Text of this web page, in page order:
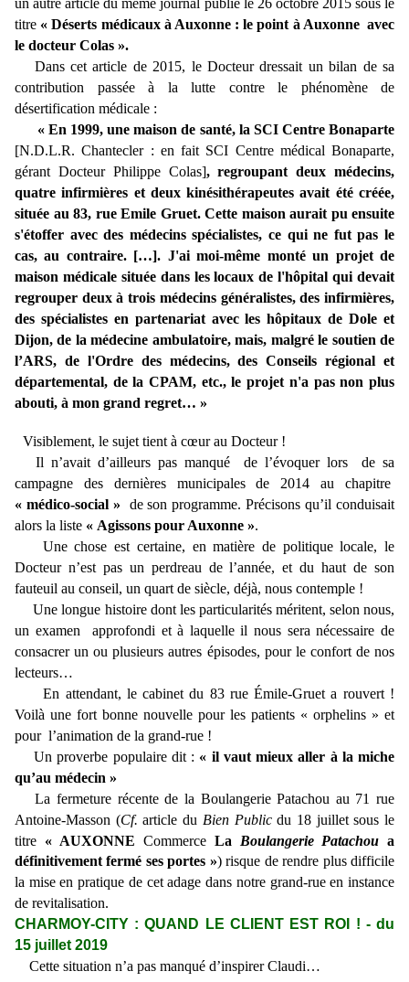
un autre article du même journal publié le 26 octobre 2015 sous le
titre « Déserts médicaux à Auxonne : le point à Auxonne avec
le docteur Colas ».
Dans cet article de 2015, le Docteur dressait un bilan de sa
contribution passée à la lutte contre le phénomène de
désertification médicale :
« En 1999, une maison de santé, la SCI Centre Bonaparte
[N.D.L.R. Chantecler : en fait SCI Centre médical Bonaparte,
gérant Docteur Philippe Colas], regroupant deux médecins,
quatre infirmières et deux kinésithérapeutes avait été créée,
située au 83, rue Emile Gruet. Cette maison aurait pu ensuite
s'étoffer avec des médecins spécialistes, ce qui ne fut pas le
cas, au contraire. […]. J'ai moi-même monté un projet de
maison médicale située dans les locaux de l'hôpital qui devait
regrouper deux à trois médecins généralistes, des infirmières,
des spécialistes en partenariat avec les hôpitaux de Dole et
Dijon, de la médecine ambulatoire, mais, malgré le soutien de
l’ARS, de l'Ordre des médecins, des Conseils régional et
départemental, de la CPAM, etc., le projet n'a pas non plus
abouti, à mon grand regret… »
Visiblement, le sujet tient à cœur au Docteur !
Il n’avait d’ailleurs pas manqué de l’évoquer lors de sa
campagne des dernières municipales de 2014 au chapitre
« médico-social » de son programme. Précisons qu’il conduisait
alors la liste « Agissons pour Auxonne ».
Une chose est certaine, en matière de politique locale, le
Docteur n’est pas un perdreau de l’année, et du haut de son
fauteuil au conseil, un quart de siècle, déjà, nous contemple !
Une longue histoire dont les particularités méritent, selon nous,
un examen approfondi et à laquelle il nous sera nécessaire de
consacrer un ou plusieurs autres épisodes, pour le confort de nos
lecteurs…
En attendant, le cabinet du 83 rue Émile-Gruet a rouvert !
Voilà une fort bonne nouvelle pour les patients « orphelins » et
pour l’animation de la grand-rue !
Un proverbe populaire dit : « il vaut mieux aller à la miche
qu’au médecin »
La fermeture récente de la Boulangerie Patachou au 71 rue
Antoine-Masson (Cf.article du Bien Publicdu 18 juillet sous le
titre « AUXONNECommerce La Boulangerie Patachoua
définitivement fermé ses portes »)risque de rendre plus difficile
la mise en pratique de cet adage dans notre grand-rue en instance
de revitalisation.
CHARMOY-CITY : QUAND LE CLIENT EST ROI ! - du
15 juillet 2019
Cette situation n’a pas manqué d’inspirer Claudi…